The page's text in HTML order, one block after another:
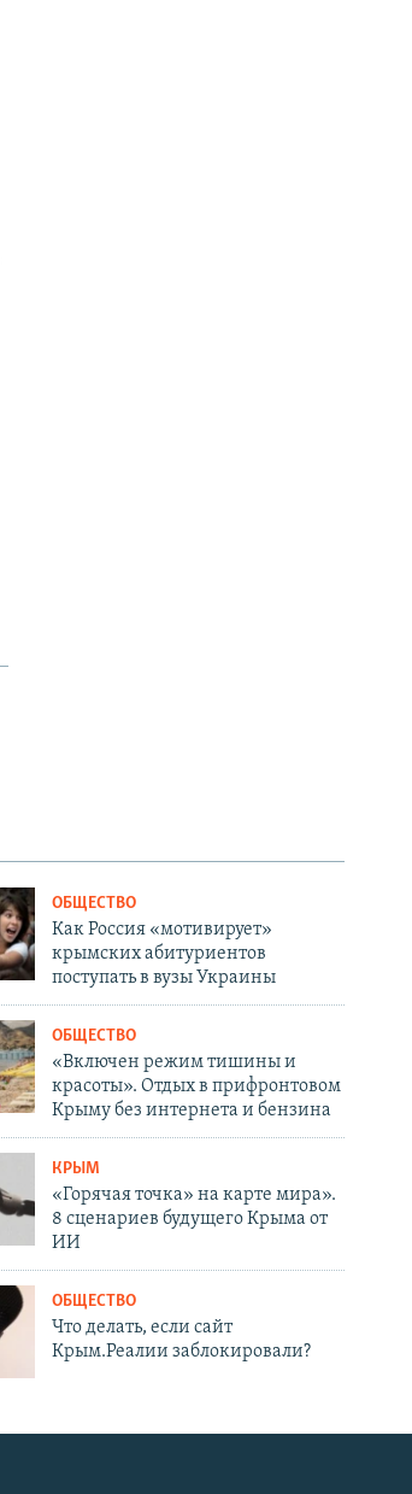
ОБЩЕСТВО
Как Россия «мотивирует»
крымских абитуриентов
поступать в вузы Украины
ОБЩЕСТВО
«Включен режим тишины и
красоты». Отдых в прифронтовом
Крыму без интернета и бензина
КРЫМ
«Горячая точка» на карте мира».
8 сценариев будущего Крыма от
ИИ
ОБЩЕСТВО
Что делать, если сайт
Крым.Реалии заблокировали?